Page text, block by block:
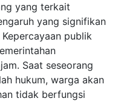
yang terkait
yang signifikan
publik
Saat seseorang
hukum, warga akan
tidak berfungsi